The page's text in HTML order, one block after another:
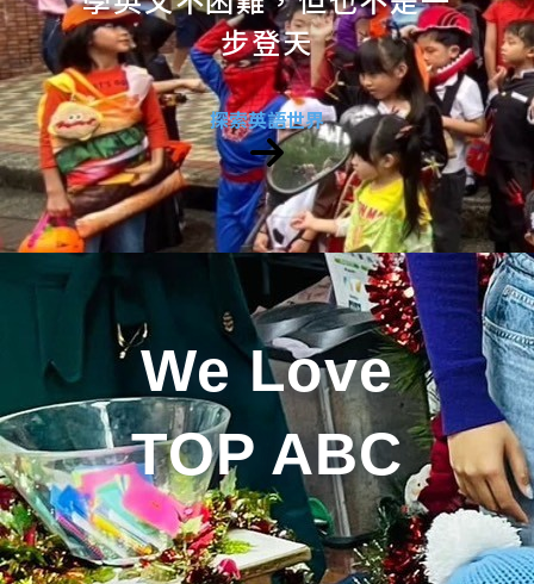
步登天
探索英語世界
We Love
TOP ABC